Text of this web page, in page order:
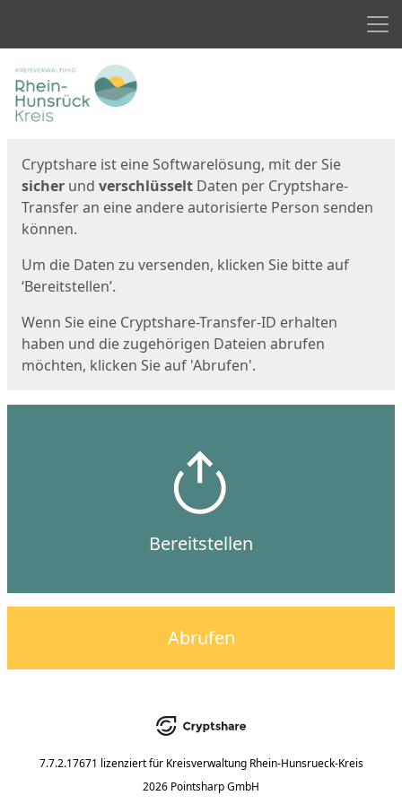
Start
Cryptshare ist eine Softwarelösung, mit der Sie
sicher und verschlüsselt Daten per Cryptshare-
Transfer an eine andere autorisierte Person senden
können.
Um die Daten zu versenden, klicken Sie bitte auf
‘Bereitstellen’.
Wenn Sie eine Cryptshare-Transfer-ID erhalten
haben und die zugehörigen Dateien abrufen
möchten, klicken Sie auf 'Abrufen'.
Bereitstellen
Abrufen
7.7.2.17671 lizenziert für Kreisverwaltung Rhein-Hunsrueck-Kreis
2026 Pointsharp GmbH